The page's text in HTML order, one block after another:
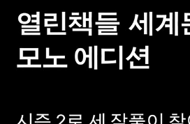
난 첫 달 소피야는 태어난 지 석 달 만
날까지 든든한 옆지기로 남는다. 1881